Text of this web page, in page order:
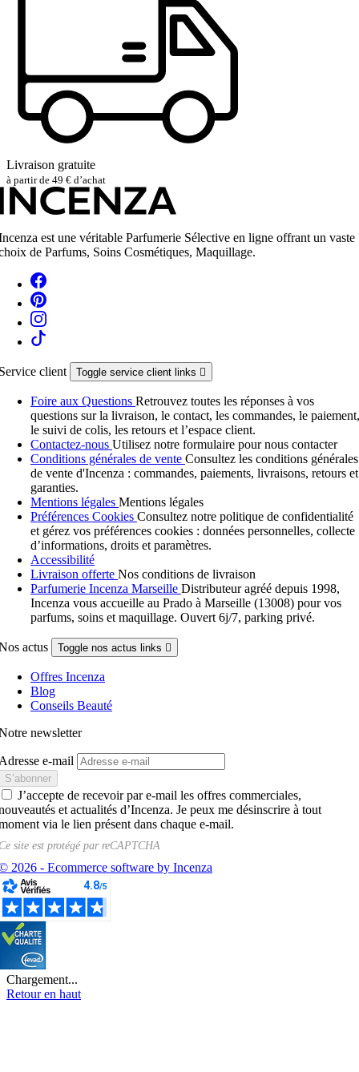
Livraison gratuite
à partir de 49 € d’achat
est une véritable Parfumerie Sélective en ligne offrant un vaste
de Parfums, Soins Cosmétiques, Maquillage.
client Toggle service client links 
Foire aux Questions Retrouvez toutes les réponses à vos
questions sur la livraison, le contact, les commandes, le paiement,
le suivi de colis, les retours et l’espace client.
Contactez-nous Utilisez notre formulaire pour nous contacter
Conditions générales de vente Consultez les conditions générales
de vente d'Incenza : commandes, paiements, livraisons, retours et
garanties.
Mentions légales Mentions légales
Préférences Cookies Consultez notre politique de confidentialité
et gérez vos préférences cookies : données personnelles, collecte
d’informations, droits et paramètres.
Accessibilité
Livraison offerte Nos conditions de livraison
Parfumerie Incenza Marseille Distributeur agréé depuis 1998,
Incenza vous accueille au Prado à Marseille (13008) pour vos
parfums, soins et maquillage. Ouvert 6j/7, parking privé.
actus Toggle nos actus links 
Offres Incenza
Blog
Conseils Beauté
newsletter
e-mail
J’accepte de recevoir par e-mail les offres commerciales,
et actualités d’Incenza. Je peux me désinscrire à tout
via le lien présent dans chaque e-mail.
site est protégé parreCAPTCHA
2026 - Ecommerce software by Incenza
Chargement...
Retour en haut